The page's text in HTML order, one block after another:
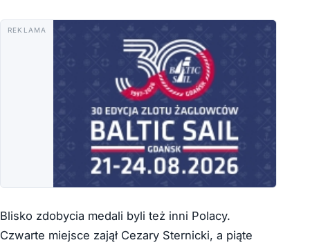
REKLAMA
Blisko zdobycia medali byli też inni Polacy.
Czwarte miejsce zajął Cezary Sternicki, a piąte